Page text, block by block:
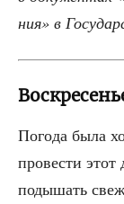
ния» в
Пого­да была
про­ве­сти
поды­шать